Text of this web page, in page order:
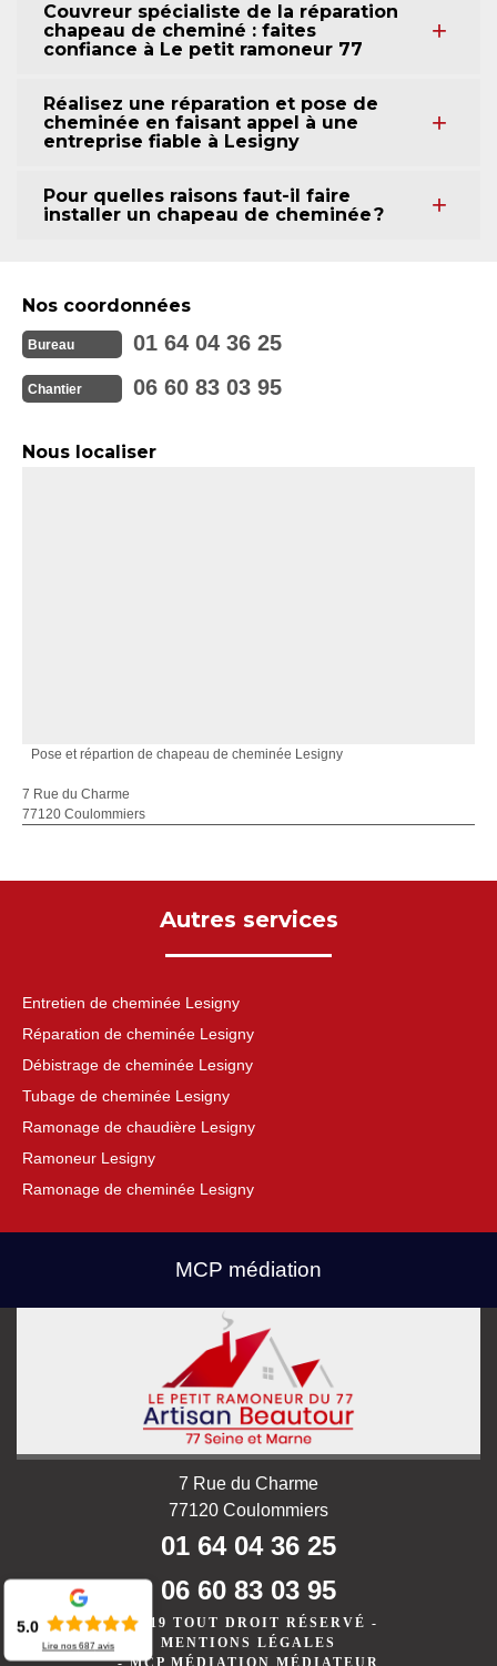
Couvreur spécialiste de la réparation
chapeau de cheminé : faites
confiance à Le petit ramoneur 77
Réalisez une réparation et pose de
cheminée en faisant appel à une
entreprise fiable à Lesigny
Pour quelles raisons faut-il faire
installer un chapeau de cheminée ?
Nos coordonnées
Bureau 01 64 04 36 25
Chantier 06 60 83 03 95
Nous localiser
Pose et répartion de chapeau de cheminée Lesigny
7 Rue du Charme
77120 Coulommiers
Autres services
Entretien de cheminée Lesigny
Réparation de cheminée Lesigny
Débistrage de cheminée Lesigny
Tubage de cheminée Lesigny
Ramonage de chaudière Lesigny
Ramoneur Lesigny
Ramonage de cheminée Lesigny
MCP médiation
7 Rue du Charme
77120 Coulommiers
01 64 04 36 25
06 60 83 03 95
©2019 TOUT DROIT RÉSERVÉ -
MENTIONS LÉGALES
-MCP MÉDIATION MÉDIATEUR
5.0
Lire nos687 avis